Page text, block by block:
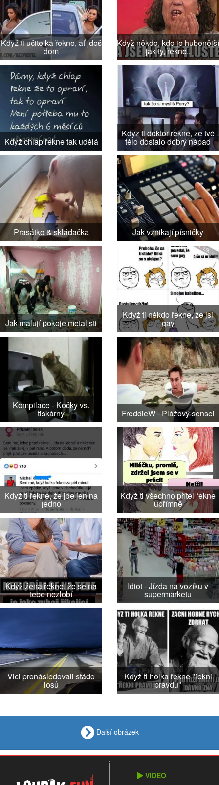
Když ti učitelka řekne, ať jdeš
dom
Když někdo, kdo je hubenější
jak ty, řekne..
Když chlap řekne tak udělá
Když ti doktor řekne, že tvé
tělo dostalo dobrý nápad
Prasátko & skládačka Jak vznikají písničky
Jak malují pokoje metalisti
Když ti někdo řekne, že jsi
gay
Kompilace - Kočky vs.
tiskárny FreddieW - Plážový sensei
Když ti řekne, že jde jen na
jedno
Když ti všechno přítel řekne
upřímně
Když žena řekne, že se na
tebe nezlobí
Idiot - Jízda na vozíku v
supermarketu
Vlci pronásledovali stádo
losů
Když ti holka řekne "řekni
pravdu"
Další obrázek
VIDEO